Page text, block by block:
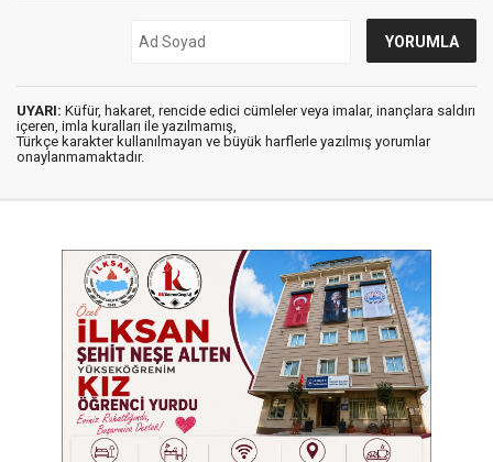
UYARI: Küfür, hakaret, rencide edici cümleler veya imalar, inançlara saldırı
içeren, imla kuralları ile yazılmamış,
Türkçe karakter kullanılmayan ve büyük harflerle yazılmış yorumlar
onaylanmamaktadır.